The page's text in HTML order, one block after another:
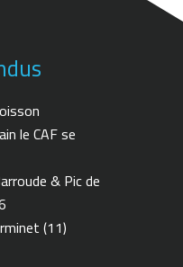
le CAF se
& Pic de
(11)